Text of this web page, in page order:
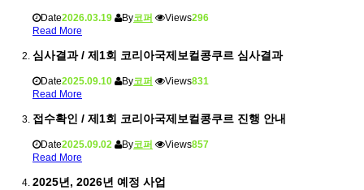
Date2026.03.19 By코퍼 Views296
Read More
심사결과 / 제1회 코리아국제보컬콩쿠르 심사결과
Date2025.09.10 By코퍼 Views831
Read More
접수확인 / 제1회 코리아국제보컬콩쿠르 진행 안내
Date2025.09.02 By코퍼 Views857
Read More
2025년, 2026년 예정 사업